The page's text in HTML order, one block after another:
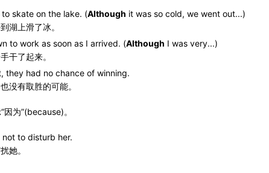
skate on the lake. (Although it was so cold, we went out...)
湖上滑了冰。
to work as soon as I arrived. (Although I was very...)
干了起来。
they had no chance of winning.
没有取胜的可能。
为”(because)。
to disturb her.
她。